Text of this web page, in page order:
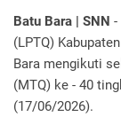
Batu Bara | SNN -
(LPTQ)
Bara mengikuti
(MTQ) ke - 40
(17/06/2026).